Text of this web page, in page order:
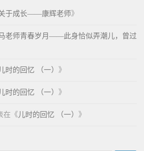
于成长——康辉老师》
老师青春岁月——此身恰似弄潮儿，曾过
儿时的回忆 （一） 》
儿时的回忆 （一） 》
在《 儿时的回忆 （一） 》